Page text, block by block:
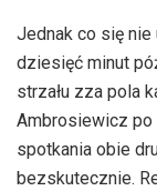
Jednak co się nie
dziesięć minut
strzału zza pola
Ambrosiewicz po
spotkania obie
bezskutecznie.